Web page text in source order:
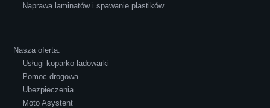
Polecam S-Car.pl, szybka i bardzo miła
Naprawa laminatów i spawanie plastików
Nasza oferta:
Usługi koparko-ładowarki
Pomoc drogowa
Ubezpieczenia
Moto Asystent